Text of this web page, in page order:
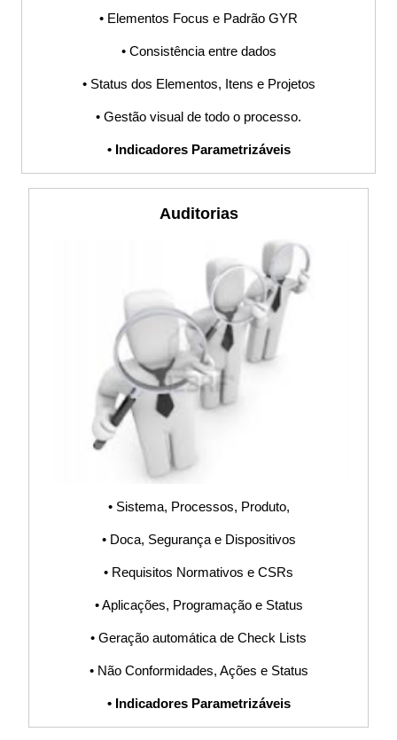
• Elementos Focus e Padrão GYR
• Consistência entre dados
• Status dos Elementos, Itens e Projetos
• Gestão visual de todo o processo.
• Indicadores Parametrizáveis
Auditorias
• Sistema, Processos, Produto,
• Doca, Segurança e Dispositivos
• Requisitos Normativos e CSRs
• Aplicações, Programação e Status
• Geração automática de Check Lists
• Não Conformidades, Ações e Status
• Indicadores Parametrizáveis
Segurança e
Dispositivos,
Check List, CSR,
Procedimento,
POP, Fluxograma,
PDCA, Planilha,
Indicadores, KPI,
Software, Sistema
ISO14001,
ISO17025,
ISO22301,
ISO22000,
ISO27002,
ISO30304,